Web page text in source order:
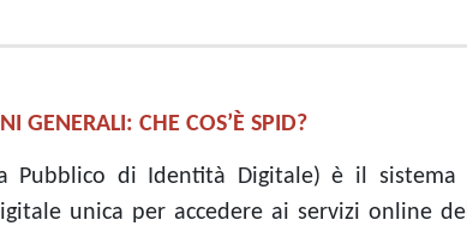
GENERALI: CHE COS’È SPID?
Pubblico di Identità Digitale) è il
unica per accedere ai servizi online